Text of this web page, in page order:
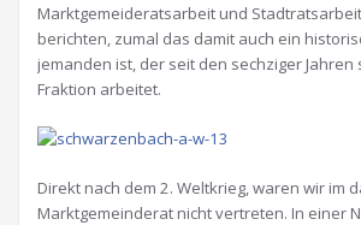
Marktgemeideratsarbeit und
berichten, zumal das damit auch ein
jemanden ist, der seit den sechziger
Fraktion arbeitet.
Direkt nach dem 2. Weltkrieg, waren wir im
Marktgemeinderat nicht vertreten. In einer